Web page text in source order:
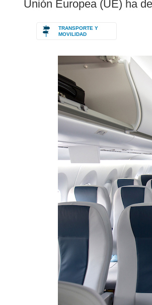
Unión Europea (UE) ha
TRANSPORTE Y
MOVILIDAD